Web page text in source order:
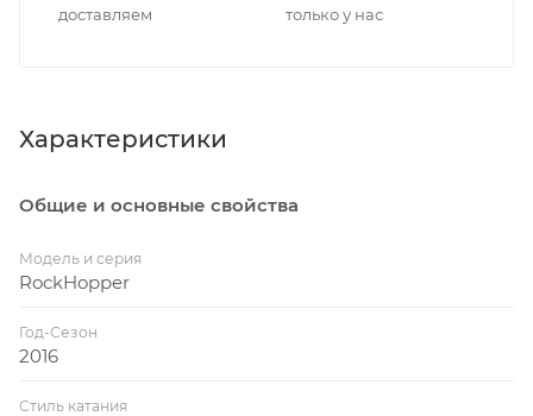
доставляем
только у нас
Характеристики
Общие и основные свойства
Модель и серия
RockHopper
Год-Сезон
2016
Стиль катания